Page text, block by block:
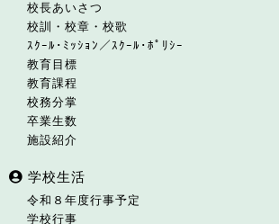
校長あいさつ
校訓・校章・校歌
ｽｸｰﾙ･ﾐｯｼｮﾝ／ｽｸｰﾙ･ﾎﾟﾘｼｰ
教育目標
教育課程
校務分掌
卒業生数
施設紹介
学校生活
令和８年度行事予定
学校行事